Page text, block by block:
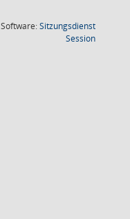
Software:Sitzungsdienst
Session(Wird in